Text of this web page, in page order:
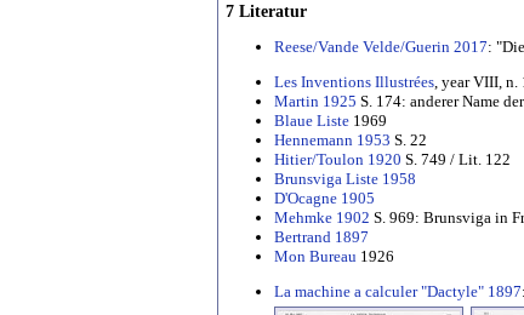
7 Literatur
Reese/Vande Velde/Guerin 2017:
Les Inventions Illustrées, year VIII, n.
Martin 1925 S. 174: anderer Name der
Blaue Liste 1969
Hennemann 1953 S. 22
Hitier/Toulon 1920 S. 749 / Lit. 122
Brunsviga Liste 1958
D'Ocagne 1905
Mehmke 1902 S. 969: Brunsviga in
Bertrand 1897
Mon Bureau 1926
La machine a calculer "Dactyle" 1897: